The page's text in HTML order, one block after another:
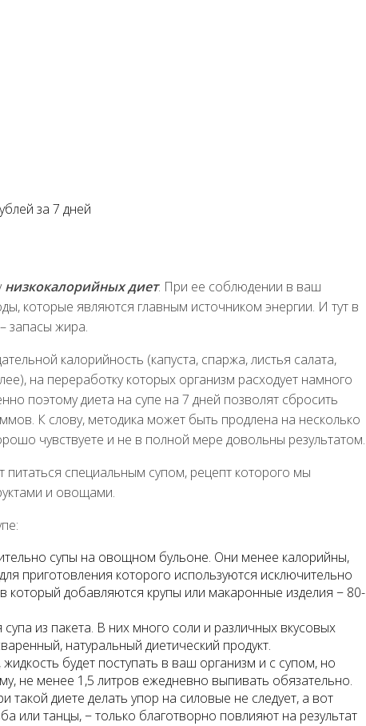
за 7 дней
низкокалорийных диет. При ее соблюдении в ваш
которые являются главным источником энергии. И тут в
запасы жира.
калорийность (капуста, спаржа, листья салата,
на переработку которых организм расходует намного
поэтому диета на супе на 7 дней позволят сбросить
К слову, методика может быть продлена на несколько
чувствуете и не в полной мере довольны результатом.
питаться специальным супом, рецепт которого мы
и овощами.
супы на овощном бульоне. Они менее калорийны,
приготовления которого используются исключительно
который добавляются крупы или макаронные изделия − 80-
из пакета. В них много соли и различных вкусовых
натуральный диетический продукт.
будет поступать в ваш организм и с супом, но
не менее 1,5 литров ежедневно выпивать обязательно.
такой диете делать упор на силовые не следует, а вот
или танцы, − только благотворно повлияют на результат